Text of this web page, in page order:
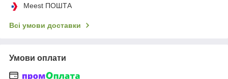
Meest ПОШТА
Всі умови доставки
Умови оплати